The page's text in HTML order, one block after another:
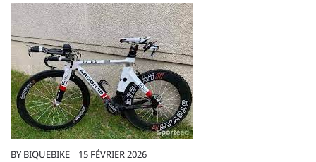
BY BIQUEBIKE 15 FÉVRIER 2026